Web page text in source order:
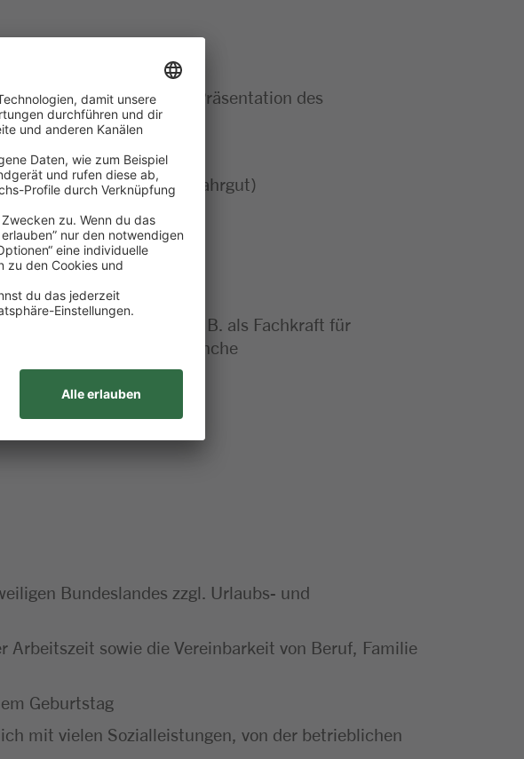
sowie ansprechende Präsentation des
Ladungssicherung, Gefahrgut)
d) oder in der Logistik, z.B. als Fachkraft für
aus einer anderen Branche
Bundeslandes zzgl. Urlaubs- und
Arbeitszeit sowie die Vereinbarkeit von Beruf, Familie
Geburtstag
mit vielen Sozialleistungen, von der betrieblichen